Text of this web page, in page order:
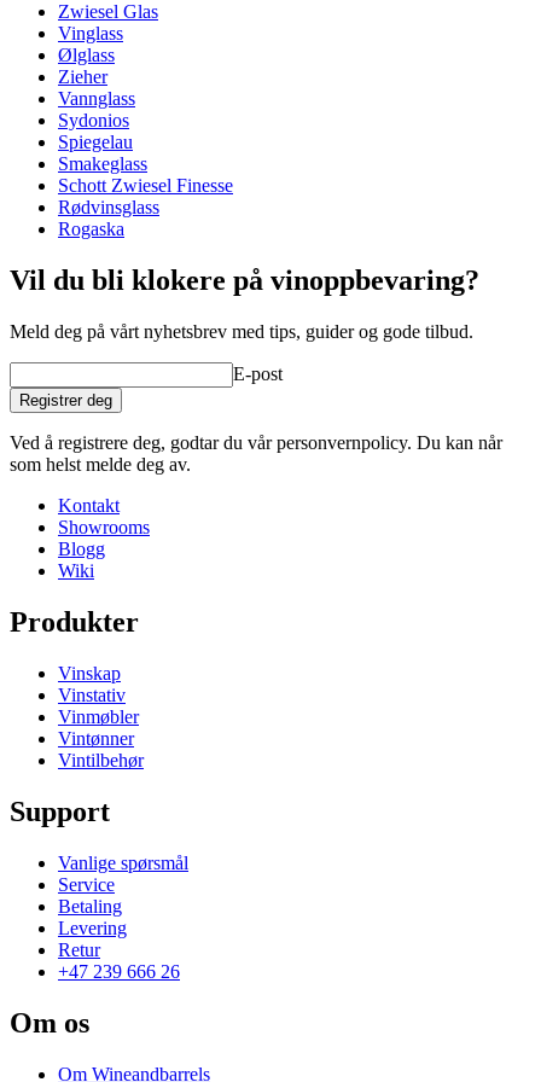
To munnblåste Cabernet Sauvignon-glass fra en av verdens
ledende glassprodusenter.
Laget av Schott Zwiesels eget Tritan®️ blyfrie titanium-
krystallglass og har en overlegen holdbarhet og styrke.
Kan vaskes i oppvaskmaskin.
ProduktserieAlloro (The First)
GlassKrystallglass, Rødvinsglass
Glastype
Diameter (cm)
Kapasitet (cl)
wine glasses
Status When Soldout
Zwiesel Glas
Vinglass
Ølglass
Zieher
Vannglass
Sydonios
Spiegelau
Smakeglass
Schott Zwiesel Finesse
Rødvinsglass
Rogaska
Vil du bli klokere på vinoppbevaring?
Meld deg på vårt nyhetsbrev med tips, guider og gode tilbud.
E-post
Registrer deg
Ved å registrere deg, godtar du vår personvernpolicy. Du kan når
som helst melde deg av.
Kontakt
Showrooms
Blogg
Wiki
Produkter
Vinskap
Vinstativ
Vinmøbler
Vintønner
Vintilbehør
Support
Vanlige spørsmål
Service
Betaling
Levering
Retur
+47 239 666 26
Om os
Om Wineandbarrels